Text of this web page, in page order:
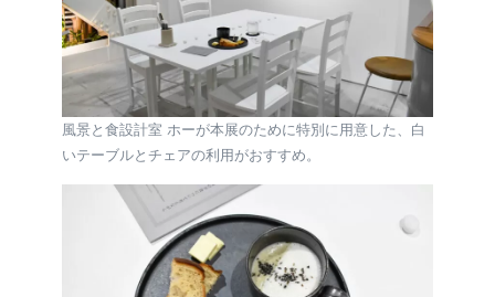
風景と食設計室 ホーが本展のために特別に用意した、白
いテーブルとチェアの利用がおすすめ。